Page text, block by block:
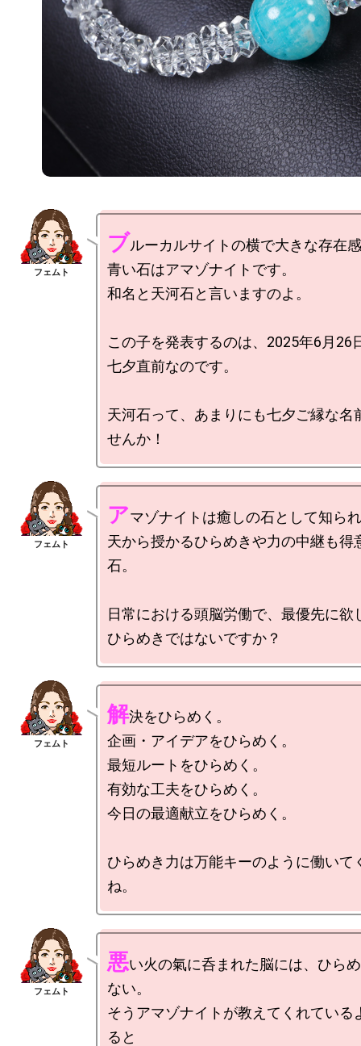
ブルーカルサイトの横で大きな存在
青い石はアマゾナイトです。
和名と天河石と言いますのよ。
この子を発表するのは、2025年6月26
七夕直前なのです。
天河石って、あまりにも七夕ご縁な名
アマゾナイトは癒しの石として知ら
天から授かるひらめきや力の中継も得
石。
日常における頭脳労働で、最優先に欲
解決をひらめく。
企画・アイデアをひらめく。
最短ルートをひらめく。
有効な工夫をひらめく。
今日の最適献立をひらめく。
ひらめき力は万能キーのように働いて
悪い火の氣に呑まれた脳には、ひら
ない。
そうアマゾナイトが教えてくれている
ると